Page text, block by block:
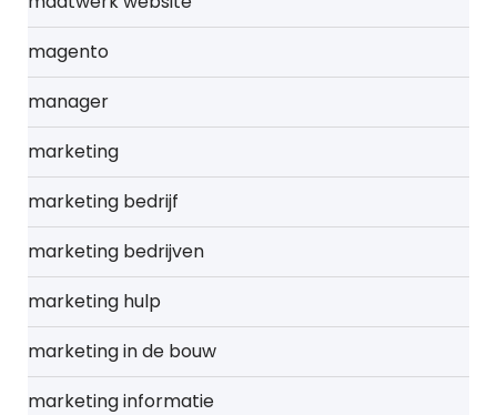
magento
manager
marketing
marketing bedrijf
marketing bedrijven
marketing hulp
marketing in de bouw
marketing informatie